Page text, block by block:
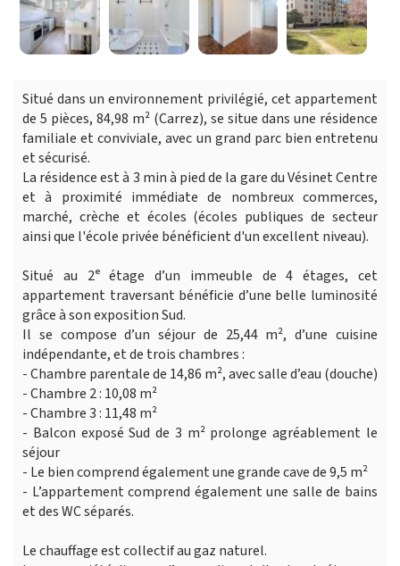
Situé dans un environnement privilégié, cet appartement
de 5 pièces, 84,98 m² (Carrez), se situe dans une résidence
familiale et conviviale, avec un grand parc bien entretenu
et sécurisé.
La résidence est à 3 min à pied de la gare du Vésinet Centre
et à proximité immédiate de nombreux commerces,
marché, crèche et écoles (écoles publiques de secteur
ainsi que l'école privée bénéficient d'un excellent niveau).
Situé au 2ᵉ étage d’un immeuble de 4 étages, cet
appartement traversant bénéficie d’une belle luminosité
grâce à son exposition Sud.
Il se compose d’un séjour de 25,44 m², d’une cuisine
indépendante, et de trois chambres :
- Chambre parentale de 14,86 m², avec salle d’eau (douche)
- Chambre 2 : 10,08 m²
- Chambre 3 : 11,48 m²
- Balcon exposé Sud de 3 m² prolonge agréablement le
séjour
- Le bien comprend également une grande cave de 9,5 m²
- L’appartement comprend également une salle de bains
et des WC séparés.
Le chauffage est collectif au gaz naturel.